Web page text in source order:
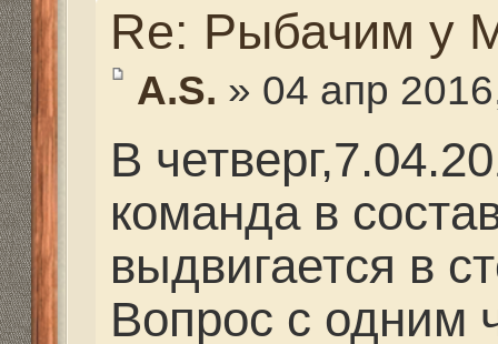
Готовы к ЛЮБЫМ
Из снастей,берем
так и спиннинговые
Вопрос по
лучше ехать? В
переправлялись в
С Ув...